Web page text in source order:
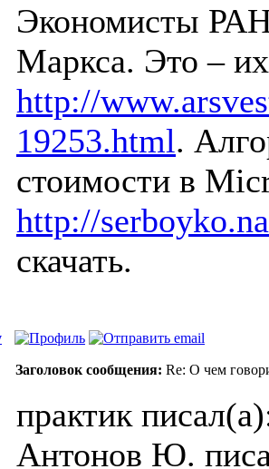
Экономисты
Маркса. Это –
http://
19253.html.
стоимости в
http://
скачать.
Заголовок сообщения: Re: О чем
практик
Антонов Ю.